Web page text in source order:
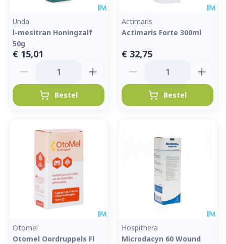
Unda
l-mesitran Honingzalf
50g
€ 15,01
Bestel
Actimaris
Actimaris Forte 300ml
€ 32,75
Bestel
Otomel
Otomel Oordruppels Fl
Hospithera
Microdacyn 60 Wound